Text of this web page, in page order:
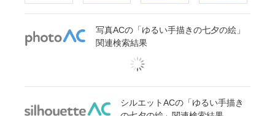
写真ACの「ゆるい手描きの七夕の絵」
関連検索結果
シルエットACの「ゆるい手描き